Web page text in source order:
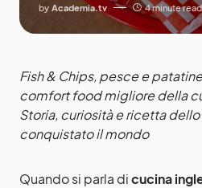
by Academia.tv 4 minute read
Fish & Chips, pesce e
comfort food migliore della
Storia, curiosità e ricetta
conquistato il mondo
Quando si parla dicucina